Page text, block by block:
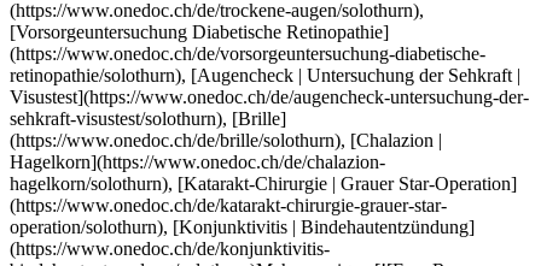
ie/solothurn), [Augencheck | Untersuchung der Sehkraft | Visustest](https://www.onedoc.ch/de/augencheck-untersuchung-der-sehkraft-visustest/solothurn), [Brille](https://www.onedoc.ch/de/brille/solothurn), [Chalazion | Hagelkorn](https://www.onedoc.ch/de/chalazion-hagelkorn/solothurn), [Katarakt-Chirurgie | Grauer Star-Operation](https://www.onedoc.ch/de/katarakt-chirurgie-grauer-star-operation/solothurn), [Konjunktivitis | Bindehautentzündung](https://www.onedoc.ch/de/konjunktivitis-bindehautentzundung/solothurn)Mehr anzeigen [![Frau Ramune Martin, Augenärztin in Solothurn](https://assets.onedoc.ch/images/users/c422e697bf39b68c2a3337ad7c2ae5f90e62af803fb9150384dab926696096bc-small.png "Frau Ramune Martin, Augenärztin in Solothurn")](https://www.onedoc.ch/de/augenarztin/solothurn/pcw45/ramune-martin) ### [Frau Ramune Martin](https://www.onedoc.ch/de/augenarztin/solothurn/pcw45/ramune-martin) ![Abzeichen, das ein verifiziertes Profil kennzeichnet](https://www.onedoc.ch/assets/images/icons/checkmark.svg) [Augenärztin](https://www.onedoc.ch/de/augenarzt/solothurn) [Pallas Solothurn](https://www.onedoc.ch/de/klinik/solothurn/e7m8/pallas-solothurn) Dornacherstrasse 26 4500 Solothurn ![Patient mit Pluszeichen, der anzeigt, dass neue Patienten angenommen werden](https://www.onedoc.ch/assets/images/icons/new-patients.svg)Akzeptiert neue Patienten [Termin buchen](https://www.onedoc.ch/de/augenarztin/solothurn/pcw45/ramune-martin) Expertisen:[Altersbedingte Makuladegeneration | AMD](https://www.onedoc.ch/de/altersbedingte-makuladegeneration-amd/solothurn), [Augencheck | Untersuchung der Sehkraft | Visustest](https://www.onedoc.ch/de/augencheck-untersuchung-der-sehkraft-visustest/solothurn), [Brille](https://www.onedoc.ch/de/brille/solothurn), [Katarakt | Grauer Star](https://www.onedoc.ch/de/katarakt-grauer-star/solothurn), [Konjunktivitis | Bindehautentzündung](https://www.onedoc.ch/de/konjunktivitis-bindehautentzundung/solothurn), [Kurzsichtigkeit | Myopie](https://www.onedoc.ch/de/kurzsichtigkeit-myopie/solothurn), [Trockene Augen](https://www.onedoc.ch/de/trockene-augen/solothurn), [Sehstörung](https://www.onedoc.ch/de/sehstorung/solothurn)Mehr anzeigen Expertisen:[Altersbedingte Makuladegeneration | AMD](https://www.onedoc.ch/de/altersbedingte-makuladegeneration-amd/solothurn), [Augencheck | Untersuchung der Sehkraft | Visustest](https://www.onedoc.ch/de/augencheck-untersuchung-der-sehkraft-visustest/solothurn), [Brille](https://www.onedoc.ch/de/brille/solothurn), [Katarakt | Grauer Star](https://www.onedoc.ch/de/katarakt-grauer-star/solothurn), [Konjunktivitis | Bindehautentzündung](https://www.onedoc.ch/de/konjunktivitis-bindehautentzundung/solothurn), [Kurzsichtigkeit | Myopie](https://www.onedoc.ch/de/kurzsichtigkeit-myopie/solothurn), [Trockene Augen](https://www.onedoc.ch/de/trockene-augen/solothurn), [Sehstörung](https://www.onedoc.ch/de/sehstorung/solothurn)Mehr anzeigen [![Dr. med. Rafael Lucena, Augenarzt in Solothurn](https://assets.onedoc.ch/images/users/855769c2ed30f946ec9b17b6db364d3e8749bd3bf76966fb5a31566e4a71bb6b-small.png "Dr. med. Rafael Lucena, Augenarzt in Solothurn")](https://www.onedoc.ch/de/augenarzt/solothurn/pcuwl/dr-med-rafael-lucena) ### [Dr. med. Rafael Lucena](https://www.onedoc.ch/de/augenarzt/solothurn/pcuwl/dr-med-rafael-lucena) [Augenarzt](https://www.onedoc.ch/de/augenarzt/solothurn) [Pallas Solothurn](https://www.onedoc.ch/de/klinik/solothurn/e7m8/pallas-solothurn) Dornacherstrasse 26 4500 Solothurn ![Patient mit Pluszeichen, der anzeigt, dass neue Patienten angenommen werden](https://www.onedoc.ch/assets/images/icons/new-patients.svg)Akzeptiert neue Patienten [Termin buchen](https://www.onedoc.ch/de/augenarzt/solothurn/pcuwl/dr-med-rafael-lucena) Expertisen:[Altersbedingte Makuladegeneration | AMD](https://www.onedoc.ch/de/altersbedingte-makuladegeneration-amd/solothurn), [Augencheck | Untersuchung der Sehkraft | Visustest](https://www.onedoc.ch/de/augencheck-untersuchung-der-sehkraft-visustest/solothurn), [Brille](https://www.onedoc.ch/de/brille/solothurn), [Chalazion | Hagelkorn](https://www.onedoc.ch/de/chalazion-hagelkorn/solothurn), [Funduskopie | Ophthalmoskopie | Augenspiegelung | Spaltlampenuntersuchung](https://www.onedoc.ch/de/funduskopie-ophthalmoskopie-augenspiegelung-spaltlampenuntersuchung/solothurn), [Gesichtsfeld](https://www.onedoc.ch/de/gesichtsfeld/solothurn), [Konjunktivitis | Bindehautentzündung](https://www.onedoc.ch/de/konjunktivitis-bindehautentzundung/solothurn), [Vorsorgeuntersuchung Diabetische Retinopathie](https://www.onedoc.ch/de/vorsorgeuntersuchung-diabetische-retinopathie/solothurn), [Sehstörung](https://www.onedoc.ch/de/sehstorung/solothurn), [Trockene Augen](https://www.onedoc.ch/de/trockene-augen/solothurn), [Astigmatismus](https://www.onedoc.ch/de/astigmatismus/solothurn), [Hordeolum | Gerstenkorn](https://www.onedoc.ch/de/hordeolum-gerstenkorn/solothurn), [Katarakt | Grauer Star](https://www.onedoc.ch/de/katarakt-grauer-star/solothurn), [Kurzsichtigkeit | Myopie](https://www.onedoc.ch/de/kurzsichtigkeit-myopie/solothurn), [Ophthalmo-Diabetologie](https://www.onedoc.ch/de/ophthalmo-diabetologie/solothurn), [Presbyopie | Alterssichtigkeit](https://www.onedoc.ch/de/presbyopie-alterssichtigkeit/solothurn), [Sehtest für den Führerschein](https://www.onedoc.ch/de/sehtest-fur-den-fuhrerschein/solothurn), [Uveitis](https://www.onedoc.ch/de/uveitis/solothurn)Mehr anzeigen Expertisen:[Altersbedingte Makuladegeneration | AMD](https://www.onedoc.ch/de/altersbedingte-makuladegeneration-amd/solothurn), [Augencheck | Untersuchung der Sehkraft | Visustest](https://www.onedoc.ch/de/augencheck-untersuchung-der-sehkraft-visustest/solothurn), [Brille](https://www.onedoc.ch/de/brille/solothurn), [Chalazion | Hagelkorn](https://www.onedoc.ch/de/chalazion-hagelkorn/solothurn), [Funduskopie | Ophthalmoskopie | Augenspiegelung | Spaltlampenuntersuchung](https://www.onedoc.ch/de/funduskopie-ophthalmoskopie-augenspiegelung-spaltlampenuntersuchung/solothurn), [Gesichtsfeld](https://www.onedoc.ch/de/gesichtsfeld/solothurn), [Konjunktivitis | Bindehautentzündung](https://www.onedoc.ch/de/konjunktivitis-bindehautentzundung/solothurn), [Vorsorgeuntersuchung Diabetische Retinopathie](https://www.onedoc.ch/de/vorsorgeuntersuchung-diabetische-retinopathie/solothurn), [Sehstörung](https://www.onedoc.ch/de/sehstorung/solothurn), [Trockene Augen](https://www.onedoc.ch/de/trockene-augen/solothurn), [Astigmatismus](https://www.onedoc.ch/de/astigmatismus/solothurn), [Hordeolum | Gerstenkorn](https://www.onedoc.ch/de/hordeolum-gerstenkorn/solothurn), [Katarakt | Grauer Star](https://www.onedoc.ch/de/katarakt-grauer-star/solothurn), [Kurzsichtigkeit | Myopie](https://www.onedoc.ch/de/kurzsichtigkeit-myopie/solothurn), [Ophthalmo-Diabetologie](https://www.onedoc.ch/de/ophthalmo-diabetologie/solothurn), [Presbyopie | Alterssichtigkeit](https://www.onedoc.ch/de/presbyopie-alterssichtigkeit/solothurn), [Sehtest für den Führerschein](https://www.onedoc.ch/de/sehtest-fur-den-fuhrerschein/solothurn), [Uveitis](https://www.onedoc.ch/de/uveitis/solothurn)Mehr anzeigen [![Dr. med. Anthia Papazoglou, Augenärztin in Urtenen-Schönbühl](https://assets.onedoc.ch/images/users/696370375ccf28dad6e5a3fcd96b494b3b2779b8c1be55d8f7330040cc85fd78-small.png "Dr. med. Anthia Papazoglou, Augenärztin in Urtenen-Schönbühl")](https://www.onedoc.ch/de/augenarztin/urtenen-schonbuhl/pcroc/dr-med-anthia-papazoglou) ### [Dr. med. Anthia Papazoglou](https://www.onedoc.ch/de/augenarztin/urtenen-schonbuhl/pcroc/dr-med-anthia-papazoglou) [Augenärztin](https://www.onedoc.ch/de/augenarzt/urtenen-schonbuhl) [KIRR AG - Augenzentrum Moossee](https://www.onedoc.ch/de/medizinische-praxis/urtenen-schonbuhl/e8mc/kirr-ag-augenzentrum-moossee) Zentrum 11a 3322 Urtenen-Schönbühl ![Patient mit Pluszeichen, der anzeigt, dass neue Patienten angenommen werden](https://www.onedoc.ch/assets/images/icons/new-patients.svg)Akzeptiert neue Patienten [Termin buchen](https://www.onedoc.ch/de/augenarztin/urtenen-schonbuhl/pcroc/dr-med-anthia-papazoglou) Expertisen:[Altersbedingte Makuladegeneration | AMD](https://www.onedoc.ch/de/altersbedingte-makuladegeneration-amd/urtenen-schonbuhl), [Augencheck | Untersuchung der Sehkraft | Visustest](https://www.onedoc.ch/de/augencheck-untersuchung-der-sehkraft-visustest/urtenen-schonbuhl), [Glaukom | Grüner Star](https://www.onedoc.ch/de/glaukom-gruner-star/urtenen-schonbuhl), [Katarakt | Grauer Star](https://www.onedoc.ch/de/katarakt-grauer-star/urtenen-schonbuhl), [Pädiatrische Ophthalmologie](https://www.onedoc.ch/de/padiatrische-ophthalmologie/urtenen-schonbuhl)Mehr anzeigen Expertisen:[Altersbedingte Makuladegeneration | AMD](https://www.onedoc.ch/de/altersbedingte-makuladegeneration-amd/urtenen-schonbuhl), [Augencheck | Untersuchung der Sehkraft | Visustest](https://www.onedoc.ch/de/augencheck-untersuchung-der-sehkraft-visustest/urtenen-schonbuhl), [Glaukom | Grüner Star](https://www.onedoc.ch/de/glaukom-gruner-star/urtenen-schonbuhl), [Katarakt | Grauer Star](https://www.onedoc.ch/de/katarakt-grauer-star/urtenen-schonbuhl), [Pädiatrische Ophthalmologie](https://www.onedoc.ch/de/padiatrische-ophthalmologie/urtenen-schonbuhl)Mehr anzeigen [![Herr Tjorge Maassen, Augenarzt in Zollikofen](https://assets.onedoc.ch/images/users/174bf2f4c51598020d952fd9f4cefc8836384f408525f5c21663042452753dc9-small.jpg "Herr Tjorge Maassen, Augenarzt in Zollikofen")](https://www.onedoc.ch/de/augenarzt/zollikofen/pc100/tjorge-maassen) ### [Herr Tjorge Maassen](https://www.onedoc.ch/de/augenarzt/zollikofen/pc100/tjorge-maassen) ![Abzeichen, das ein verifiziertes Profil kennzeichnet](https://www.onedoc.ch/assets/images/icons/checkmark.svg) [Augenarzt](https://www.onedoc.ch/de/augenarzt/zollikofen) [Augenärzte Zollikofen Zentrum Ziegelei](https://www.onedoc.ch/de/medizinisches-zentrum/zollikofen/e723/augenarzte-zollikofen-zentrum-ziegelei) Märitgasse 1 3052 Zollikofen ![Patient mit